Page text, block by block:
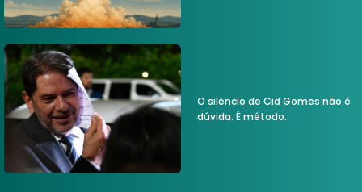
O silêncio de Cid Gomes não é
dúvida. É método.